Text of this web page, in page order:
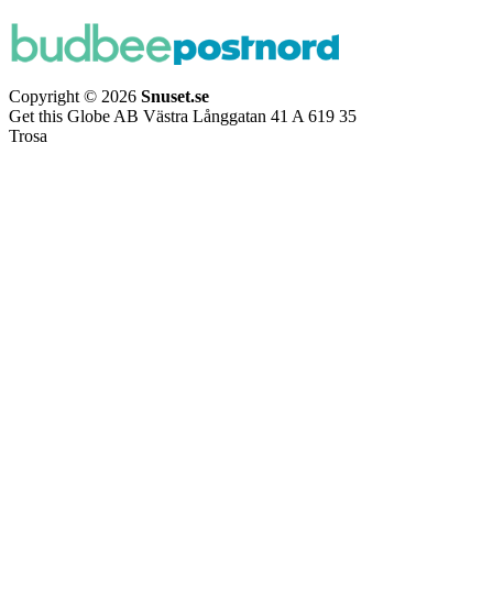
Copyright © 2026 Snuset.se
Get this Globe AB Västra Långgatan 41 A 619 35
Trosa